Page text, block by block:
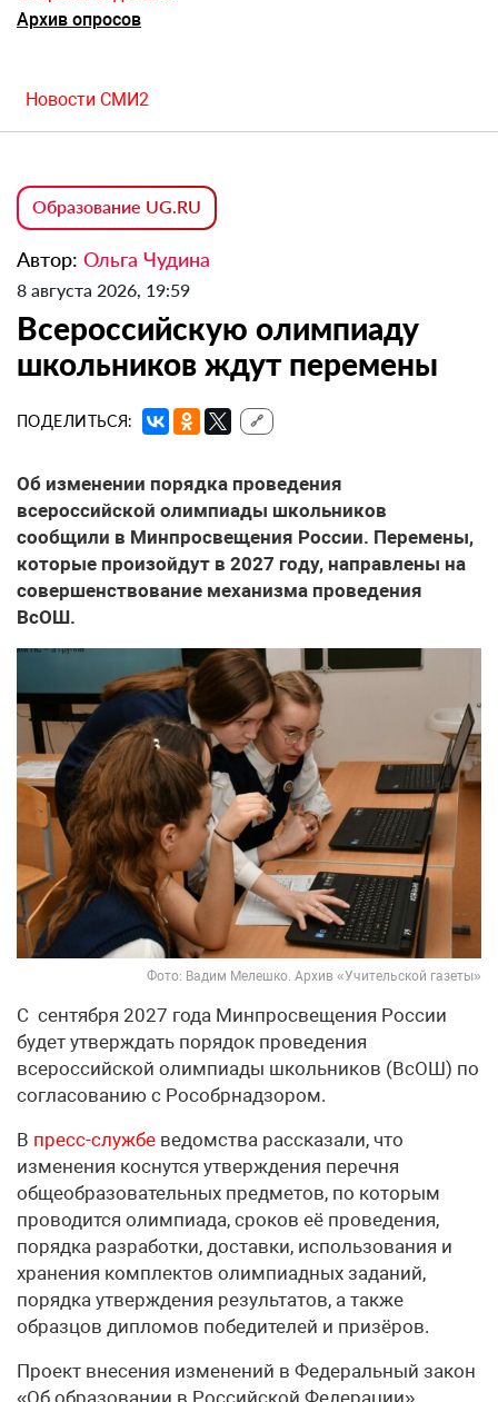
Архив опросов
Новости СМИ2
Образование UG.RU
Автор: Ольга Чудина
8 августа 2026, 19:59
Всероссийскую олимпиаду
школьников ждут перемены
ПОДЕЛИТЬСЯ: 🔗
Об изменении порядка проведения
всероссийской олимпиады школьников
сообщили в Минпросвещения России. Перемены,
которые произойдут в 2027 году, направлены на
совершенствование механизма проведения
ВсОШ.
Фото: Вадим Мелешко. Архив «Учительской газеты»
С сентября 2027 года Минпросвещения России
будет утверждать порядок проведения
всероссийской олимпиады школьников (ВсОШ) по
согласованию с Рособрнадзором.
В пресс-службе ведомства рассказали, что
изменения коснутся утверждения перечня
общеобразовательных предметов, по которым
проводится олимпиада, сроков её проведения,
порядка разработки, доставки, использования и
хранения комплектов олимпиадных заданий,
порядка утверждения результатов, а также
образцов дипломов победителей и призёров.
Проект внесения изменений в Федеральный закон